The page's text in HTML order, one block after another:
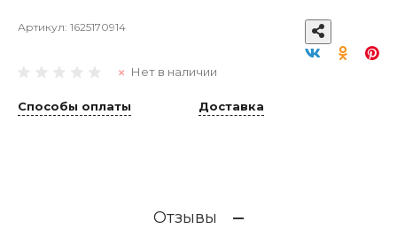
Артикул: 1625170914
Нет в наличии
Способы оплаты Доставка
Отзывы